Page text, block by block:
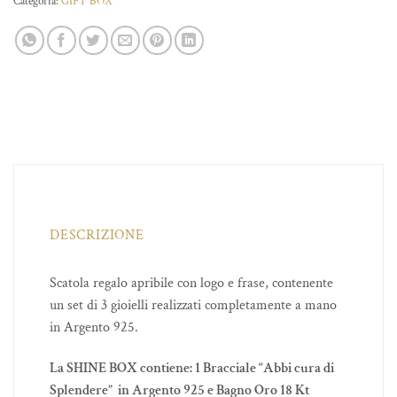
DESCRIZIONE
Scatola regalo apribile con logo e frase, contenente
un set di 3 gioielli realizzati completamente a mano
in Argento 925.
La SHINE BOX contiene: 1 Bracciale “Abbi cura di
Splendere” in Argento 925 e Bagno Oro 18 Kt